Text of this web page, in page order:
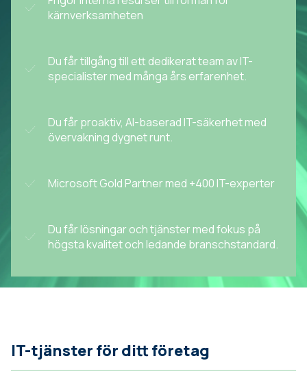
kärnverksamheten
Du får tillgång till ett dedikerat team av IT-
specialister med många års erfarenhet.
Du får proaktiv, AI-baserad IT-säkerhet med
övervakning dygnet runt.
Microsoft Gold Partner med +400 IT-experter
Du får lösningar och tjänster med fokus på
högsta kvalitet och ledande branschstandard.
IT-tjänster för ditt företag